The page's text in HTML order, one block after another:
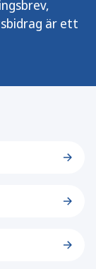
är ett